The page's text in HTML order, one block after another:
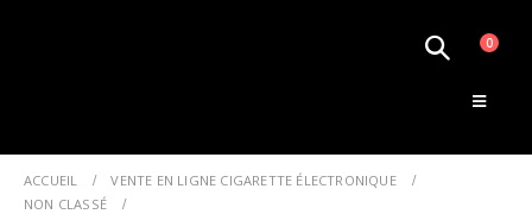
0
ACCUEIL
VENTE EN LIGNE CIGARETTE ÉLECTRONIQUE
NON CLASSÉ